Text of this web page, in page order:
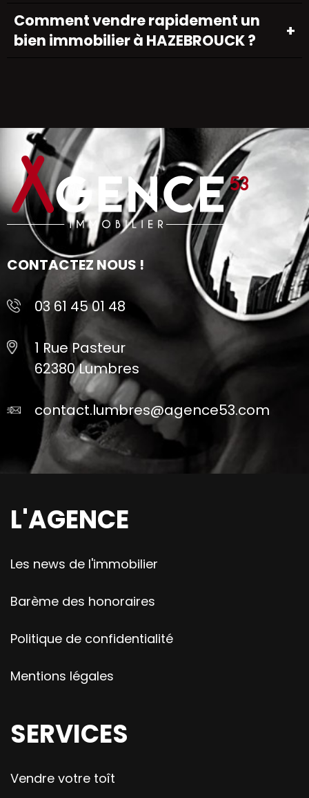
Comment vendre rapidement un
bien immobilier à HAZEBROUCK ?
CONTACTEZ NOUS !
03 61 45 01 48
1 Rue Pasteur
62380 Lumbres
contact.lumbres@agence53.com
L'AGENCE
Les news de l'immobilier
Barème des honoraires
Politique de confidentialité
Mentions légales
SERVICES
Vendre votre toît